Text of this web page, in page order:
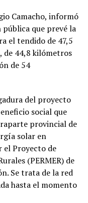
Camacho, informó
que prevé la
el tendido de 47,5
de 44,8 kilómetros
de 54
del proyecto
social que
provincial de
solar en
el Proyecto de
(PERMER) de
Se trata de la red
hasta el momento